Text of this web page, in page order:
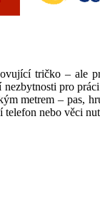
tričko – ale
pro
metrem – pas,
nebo věci